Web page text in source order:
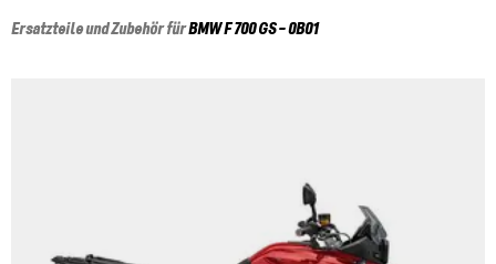
Ersatzteile und Zubehör fürBMWF 700 GS - 0B01